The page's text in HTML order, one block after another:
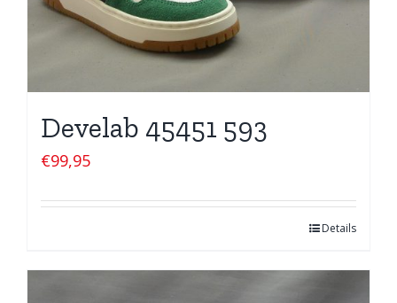
Develab 45451 593
€99,95
Details